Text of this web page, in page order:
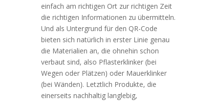
einfach am richtigen Ort zur richtigen Zeit
die richtigen Informationen zu übermitteln.
Und als Untergrund für den QR-Code
bieten sich natürlich in erster Linie genau
die Materialien an, die ohnehin schon
verbaut sind, also Pflasterklinker (bei
Wegen oder Plätzen) oder Mauerklinker
(bei Wänden). Letztlich Produkte, die
einerseits nachhaltig langlebig,